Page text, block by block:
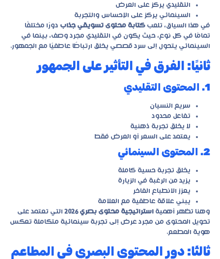
التقليدي يركز على العرض
السينمائي يركز على الإحساس والتجربة
في هذا السياق، تلعب كتابة محتوى تسويقي جذاب دورًا مختلفًا
تمامًا في كل نوع، حيث يكون في التقليدي مجرد وصف، بينما في
السينمائي يتحول إلى سرد قصصي يخلق ارتباطًا عاطفيًا مع الجمهور.
ثانيًا: الفرق في التأثير على الجمهور
1. المحتوى التقليدي
سريع النسيان
تفاعل محدود
لا يخلق تجربة ذهنية
يعتمد على السعر أو العرض فقط
2. المحتوى السينمائي
يخلق تجربة حسية كاملة
يزيد من الرغبة في الزيارة
يعزز الانطباع الفاخر
يبني علاقة عاطفية مع العلامة
وهنا تظهر أهمية استراتيجية محتوى بصري 2026
التي تعتمد على
تحويل المحتوى من مجرد عرض إلى تجربة سينمائية متكاملة تعكس
هوية المطعم.
ثالثًا: دور المحتوى البصري في المطاعم